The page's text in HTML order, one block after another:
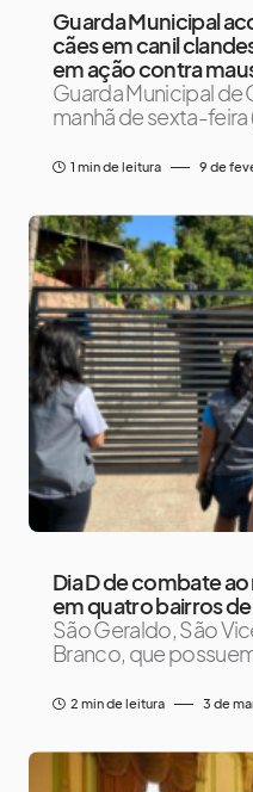
Guarda Municipal
cães em canil
em ação contra
Guarda Municipal de
manhã de sexta-feira
1 min de leitura 9 de
Dia D de combate
em quatro bairros
São Geraldo, São
Branco, que
2 min de leitura 3 de